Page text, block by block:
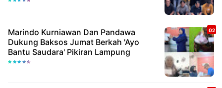
Marindo Kurniawan Dan Pandawa
Dukung Baksos Jumat Berkah 'Ayo
Bantu Saudara' Pikiran Lampung